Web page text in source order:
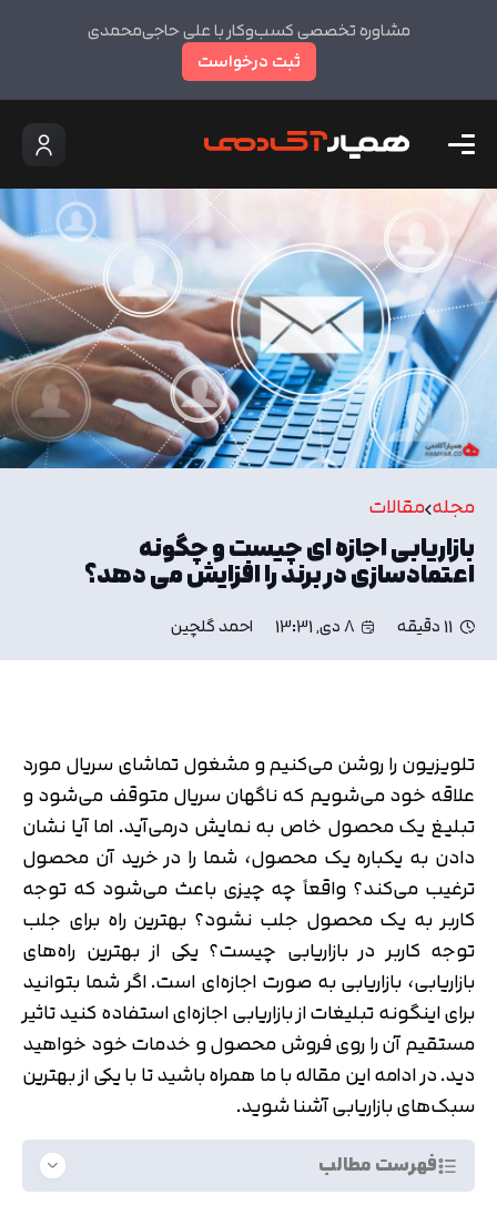
مشاوره تخصصی کسب‌وکار با علی حاجی‌محمدی
ثبت درخواست
مجله مقالات
بازاریابی اجازه ای چیست و چگونه
اعتمادسازی در برند را افزایش می دهد؟
11 دقیقه 8 دی, 13:31 احمد گلچین
تلویزیون را روشن می‌کنیم و مشغول تماشای سریال مورد
علاقه خود می‌شویم که ناگهان سریال متوقف می‌شود و
تبلیغ یک محصول خاص به نمایش درمی‌آید. اما آیا نشان
دادن به یکباره یک محصول، شما را در خرید آن محصول
ترغیب می‌کند؟ واقعاً چه چیزی باعث می‌شود که توجه
کاربر به یک محصول جلب نشود؟ بهترین راه برای جلب
توجه کاربر در بازاریابی چیست؟ یکی از بهترین راه‌های
بازاریابی، بازاریابی به صورت اجازه‌ای است. اگر شما بتوانید
برای اینگونه تبلیغات از بازاریابی اجازه‌ای استفاده کنید تاثیر
مستقیم آن را روی فروش محصول و خدمات خود خواهید
دید. در ادامه این مقاله با ما همراه باشید تا با یکی از بهترین
سبک‌های بازاریابی آشنا شوید.
فهرست مطالب